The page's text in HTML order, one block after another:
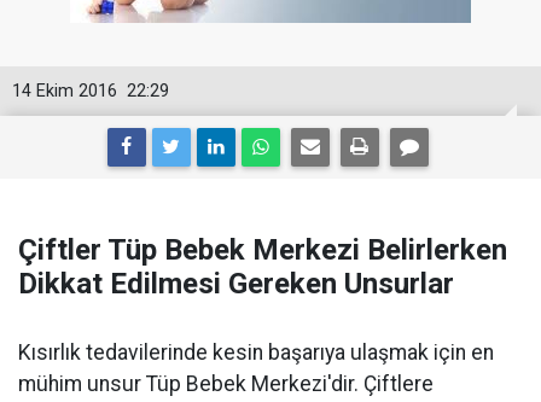
22:29
14 Ekim 2016
Çiftler Tüp Bebek Merkezi Belirlerken
Dikkat Edilmesi Gereken Unsurlar
Kısırlık tedavilerinde kesin başarıya ulaşmak için en
mühim unsur Tüp Bebek Merkezi'dir. Çiftlere